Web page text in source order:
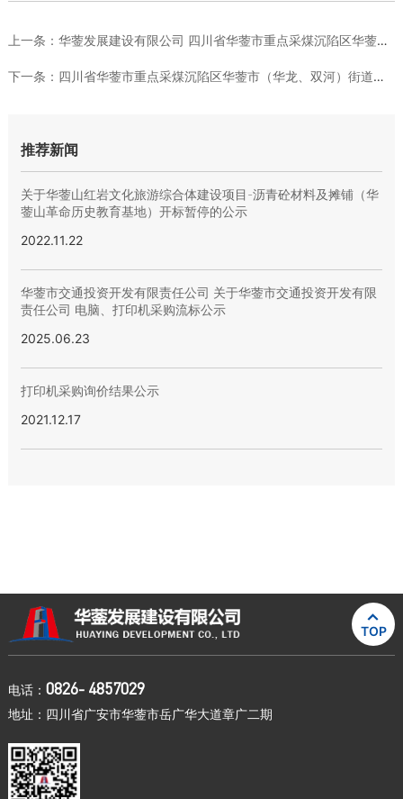
上一条： 华蓥发展建设有限公司 四川省华蓥市重点采煤沉陷区华蓥市（华龙...
下一条： 四川省华蓥市重点采煤沉陷区华蓥市（华龙、双河）街道（蓥西、栋...
推荐新闻
关于华蓥山红岩文化旅游综合体建设项目-沥青砼材料及摊铺（华
蓥山革命历史教育基地）开标暂停的公示
2022.11.22
华蓥市交通投资开发有限责任公司 关于华蓥市交通投资开发有限
责任公司 电脑、打印机采购流标公示
2025.06.23
打印机采购询价结果公示
2021.12.17

TOP
电话： 0826- 4857029
地址：四川省广安市华蓥市岳广华大道章广二期